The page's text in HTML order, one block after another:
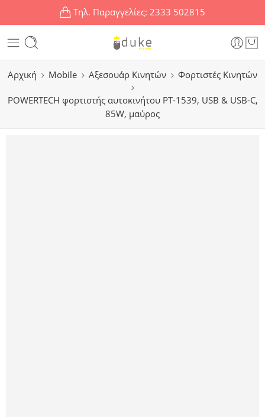
Τηλ. Παραγγελίες: 2333 502815
Αρχική Mobile Αξεσουάρ Κινητών Φορτιστές Κινητών
POWERTECH φορτιστής αυτοκινήτου PT-1539, USB & USB-C,
85W, μαύρος